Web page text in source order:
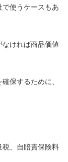
使うケースもあ
ければ商品価値
保するために、
税、自賠責保険料